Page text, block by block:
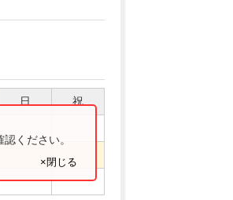
日 祝
ください。
×閉じる